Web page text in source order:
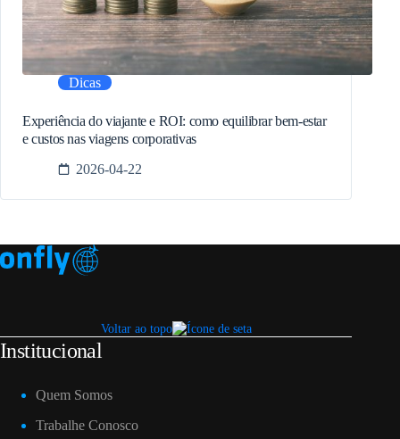
Dicas
Experiência do viajante e ROI: como equilibrar bem-estar
e custos nas viagens corporativas
2026-04-22
Voltar ao topo
Institucional
Quem Somos
Trabalhe Conosco